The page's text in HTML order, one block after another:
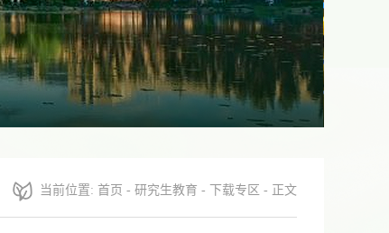
当前位置: 首页 - 研究生教育 - 下载专区 - 正文